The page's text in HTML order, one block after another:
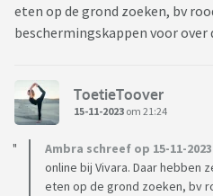
eten op de grond zoeken, bv
beschermingskappen voor over
ToetieToover
15-11-2023 om 21:24
Ambra schreef op 15-11-
online bij Vivara. Daar hebben
eten op de grond zoeken, bv